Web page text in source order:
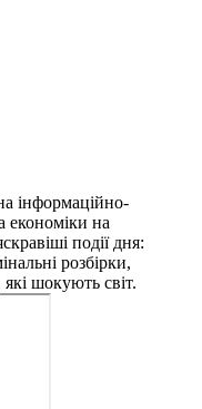
інформаційно-
економіки на
події дня:
розбірки,
шокують світ.